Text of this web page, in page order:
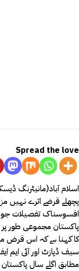
Spread the love
پچھلے قرضے اترے نہیں
افسوسناک تفصیلات جو
کا کہنا ہے کہ اس قرض
سیف ڈپازٹ اور آئی ایم
مطابق اگلے سال پاکستان 223